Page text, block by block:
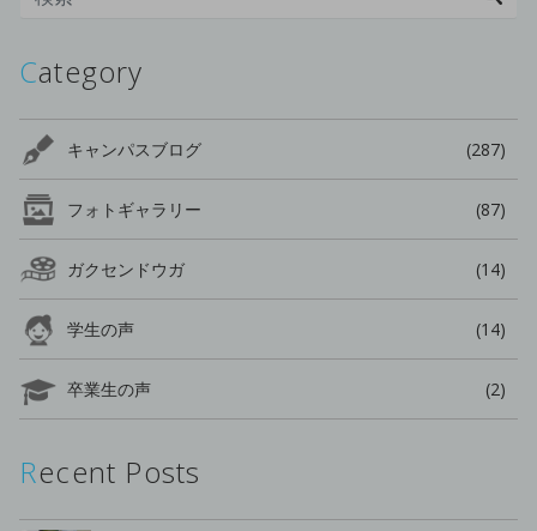
Category
キャンパスブログ (287)
フォトギャラリー (87)
ガクセンドウガ (14)
学生の声 (14)
卒業生の声 (2)
Recent Posts